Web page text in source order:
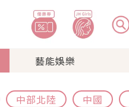
藝能娛樂
中部北陸 中國